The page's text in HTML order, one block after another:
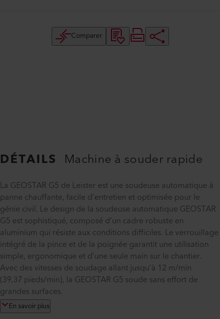
Comparer
DÉTAILS Machine à souder rapide
La GEOSTAR G5 de Leister est une soudeuse automatique à
panne chauffante, facile d’entretien et optimisée pour le
génie civil. Le design de la soudeuse automatique GEOSTAR
G5 est sophistiqué, composé d’un cadre robuste en
aluminium qui résiste aux conditions difficiles. Le verrouillage
intégré de la pince et de la poignée garantit une utilisation
simple, ergonomique et d’une seule main sur le chantier.
Avec des vitesses de soudage allant jusqu’à 12 m/min
(39,37 pieds/min), la GEOSTAR G5 soude sans effort de
grandes surfaces.
En savoir plus